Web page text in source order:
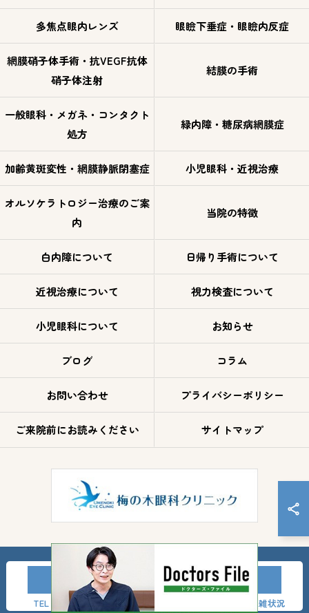
TEL LINE友達登録 混雑状況
多焦点眼内レンズ 眼瞼下垂症・眼瞼内反症
網膜硝子体手術・抗VEGF抗体
硝子体注射
結膜の手術
一般眼科・メガネ・コンタクト
処方
緑内障・糖尿病網膜症
加齢黄斑変性・網膜静脈閉塞症 小児眼科・近視治療
オルソケラトロジー治療のご案
内
当院の特徴
白内障について 日帰り手術について
近視治療について 視力検査について
小児眼科について お知らせ
ブログ コラム
お問い合わせ プライバシーポリシー
ご来院前にお読みください サイトマップ